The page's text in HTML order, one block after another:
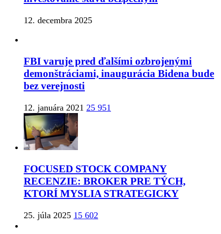
12. decembra 2025
FBI varuje pred ďalšími ozbrojenými
demonštráciami, inaugurácia Bidena bude
bez verejnosti
12. januára 2021 25 951
FOCUSED STOCK COMPANY
RECENZIE: BROKER PRE TÝCH,
KTORÍ MYSLIA STRATEGICKY
25. júla 2025 15 602